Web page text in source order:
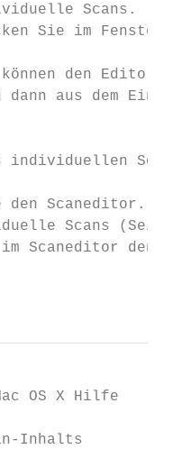
Scans.
Sie im Fenster
den Editor
dann aus dem
individuellen Scans
den Scaneditor.
Scans (Seite
Scaneditor den
OS X Hilfe
Inhalts